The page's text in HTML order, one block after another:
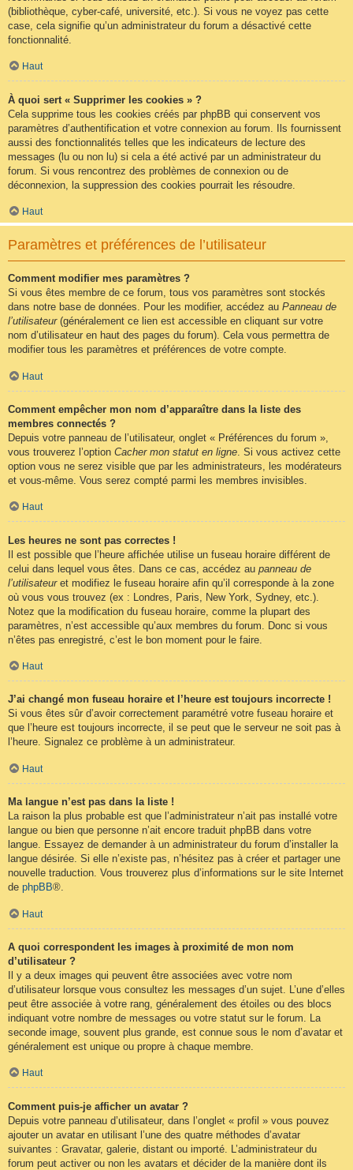
(bibliothèque, cyber-café, université, etc.). Si vous ne voyez pas cette
case, cela signifie qu’un administrateur du forum a désactivé cette
fonctionnalité.
Haut
À quoi sert « Supprimer les cookies » ?
Cela supprime tous les cookies créés par phpBB qui conservent vos
paramètres d’authentification et votre connexion au forum. Ils fournissent
aussi des fonctionnalités telles que les indicateurs de lecture des
messages (lu ou non lu) si cela a été activé par un administrateur du
forum. Si vous rencontrez des problèmes de connexion ou de
déconnexion, la suppression des cookies pourrait les résoudre.
Haut
Paramètres et préférences de l’utilisateur
Comment modifier mes paramètres ?
Si vous êtes membre de ce forum, tous vos paramètres sont stockés
dans notre base de données. Pour les modifier, accédez au Panneau de
l’utilisateur(généralement ce lien est accessible en cliquant sur votre
nom d’utilisateur en haut des pages du forum). Cela vous permettra de
modifier tous les paramètres et préférences de votre compte.
Haut
Comment empêcher mon nom d’apparaître dans la liste des
membres connectés ?
Depuis votre panneau de l’utilisateur, onglet « Préférences du forum »,
vous trouverez l’option Cacher mon statut en ligne . Si vous activez cette
option vous ne serez visible que par les administrateurs, les modérateurs
et vous-même. Vous serez compté parmi les membres invisibles.
Haut
Les heures ne sont pas correctes !
Il est possible que l’heure affichée utilise un fuseau horaire différent de
celui dans lequel vous êtes. Dans ce cas, accédez au panneau de
l’utilisateuret modifiez le fuseau horaire afin qu’il corresponde à la zone
où vous vous trouvez (ex : Londres, Paris, New York, Sydney, etc.).
Notez que la modification du fuseau horaire, comme la plupart des
paramètres, n’est accessible qu’aux membres du forum. Donc si vous
n’êtes pas enregistré, c’est le bon moment pour le faire.
Haut
J’ai changé mon fuseau horaire et l’heure est toujours incorrecte !
Si vous êtes sûr d’avoir correctement paramétré votre fuseau horaire et
que l’heure est toujours incorrecte, il se peut que le serveur ne soit pas à
l’heure. Signalez ce problème à un administrateur.
Haut
Ma langue n’est pas dans la liste !
La raison la plus probable est que l’administrateur n’ait pas installé votre
langue ou bien que personne n’ait encore traduit phpBB dans votre
langue. Essayez de demander à un administrateur du forum d’installer la
langue désirée. Si elle n’existe pas, n’hésitez pas à créer et partager une
nouvelle traduction. Vous trouverez plus d’informations sur le site Internet
de phpBB®.
Haut
A quoi correspondent les images à proximité de mon nom
d’utilisateur ?
Il y a deux images qui peuvent être associées avec votre nom
d’utilisateur lorsque vous consultez les messages d’un sujet. L’une d’elles
peut être associée à votre rang, généralement des étoiles ou des blocs
indiquant votre nombre de messages ou votre statut sur le forum. La
seconde image, souvent plus grande, est connue sous le nom d’avatar et
généralement est unique ou propre à chaque membre.
Haut
Comment puis-je afficher un avatar ?
Depuis votre panneau d’utilisateur, dans l’onglet « profil » vous pouvez
ajouter un avatar en utilisant l’une des quatre méthodes d’avatar
suivantes : Gravatar, galerie, distant ou importé. L’administrateur du
forum peut activer ou non les avatars et décider de la manière dont ils